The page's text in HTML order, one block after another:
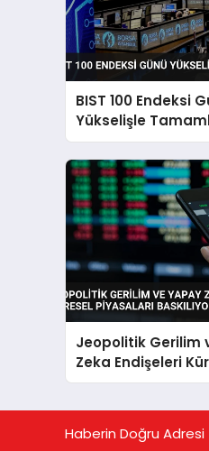
BIST 100 Endeksi
Yükselişle
Jeopolitik Gerilim
Zeka Endişeleri
Piyasaları
Haberin Doğru Adresi